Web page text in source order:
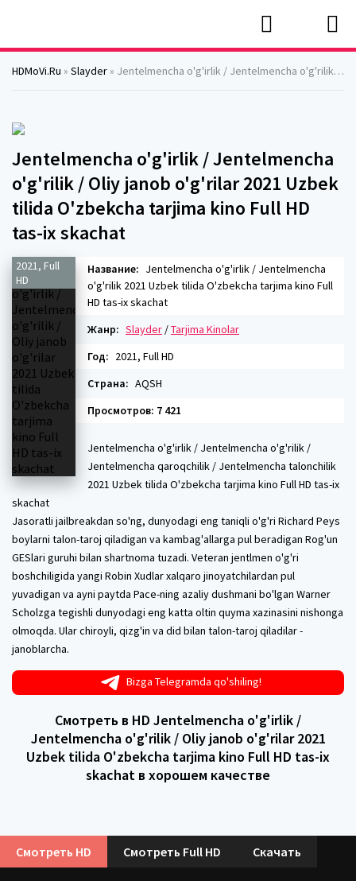
HDMoVi.Ru » Slayder » Jentelmencha o'g'irlik / Jentelmencha o'g'rilik / Oliy janob o'g'rilar 2021 Uzbek tilida O'zbekcha tarjima kino Full HD tas-ix skachat
Jentelmencha o'g'irlik / Jentelmencha
o'g'rilik / Oliy janob o'g'rilar 2021 Uzbek
tilida O'zbekcha tarjima kino Full HD
tas-ix skachat
2021, Full
HD
Название: Jentelmencha o'g'irlik / Jentelmencha
o'g'rilik 2021 Uzbek tilida O'zbekcha tarjima kino Full
HD tas-ix skachat
Жанр: Slayder /Tarjima Kinolar
Год: 2021, Full HD
Страна: AQSH
Просмотров: 7 421
Jentelmencha o'g'irlik / Jentelmencha o'g'rilik /
Jentelmencha qaroqchilik / Jentelmencha talonchilik
2021 Uzbek tilida O'zbekcha tarjima kino Full HD tas-ix
skachat
Jasoratli jailbreakdan so'ng, dunyodagi eng taniqli o'g'ri Richard Peys
boylarni talon-taroj qiladigan va kambag'allarga pul beradigan Rog'un
GESlari guruhi bilan shartnoma tuzadi. Veteran jentlmen o'g'ri
boshchiligida yangi Robin Xudlar xalqaro jinoyatchilardan pul
yuvadigan va ayni paytda Pace-ning azaliy dushmani bo'lgan Warner
Scholzga tegishli dunyodagi eng katta oltin quyma xazinasini nishonga
olmoqda. Ular chiroyli, qizg'in va did bilan talon-taroj qiladilar -
janoblarcha.
Bizga Telegramda qo'shiling!
Смотреть в HD Jentelmencha o'g'irlik /
Jentelmencha o'g'rilik / Oliy janob o'g'rilar 2021
Uzbek tilida O'zbekcha tarjima kino Full HD tas-ix
skachat в хорошем качестве
Смотреть HD Смотреть Full HD Скачать